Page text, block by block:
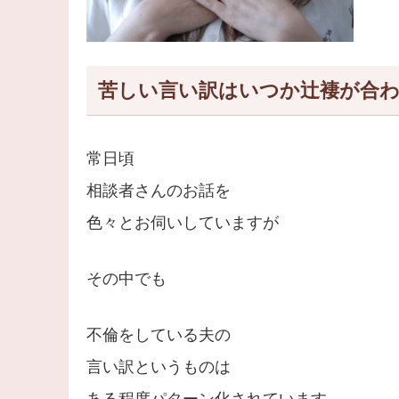
苦しい言い訳はいつか辻褄が合
常日頃
相談者さんのお話を
色々とお伺いしていますが
その中でも
不倫をしている夫の
言い訳というものは